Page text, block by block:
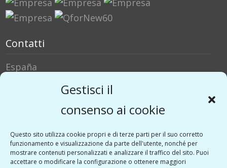
Gestisci il
consenso ai cookie
Questo sito utilizza cookie propri e di terze parti per il suo corretto
funzionamento e visualizzazione da parte dell'utente, nonché per
mostrare contenuti personalizzati e analizzare il traffico del sito. Puoi
accettare o modificare la configurazione o ottenere maggiori
Contatti
España
Social Media
Twitter
Linkedin
Vimeo